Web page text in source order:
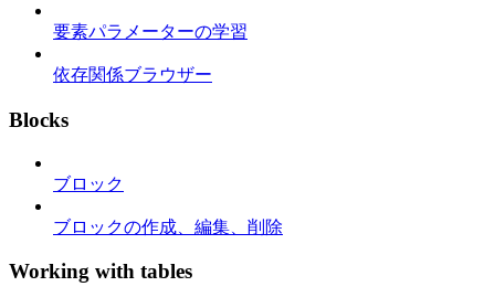
要素パラメーターの学習
依存関係ブラウザー
Blocks
ブロック
ブロックの作成、編集、削除
Working with tables